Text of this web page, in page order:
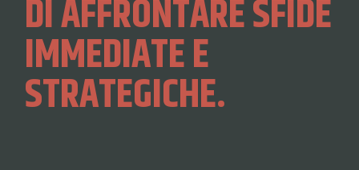
DI AFFRONTARE SFIDE
IMMEDIATE E
STRATEGICHE.